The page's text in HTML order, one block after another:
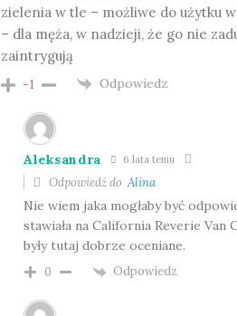
zielenia w tle – możliwe do użytku
– dla męża, w nadzieji, że go nie
zaintrygują
-1 Odpowiedz
Aleksandra 6 lata temu
Odpowiedź do Alina
Nie wiem jaka mogłaby być
stawiała na California Reverie Van
były tutaj dobrze oceniane.
0 Odpowiedz